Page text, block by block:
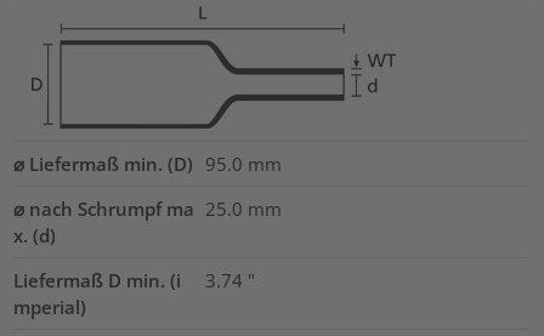
⌀ Liefermaß min. (D) 95.0 mm
⌀ nach Schrumpf ma
x. (d)
25.0 mm
Liefermaß D min. (i
mperial)
3.74 "